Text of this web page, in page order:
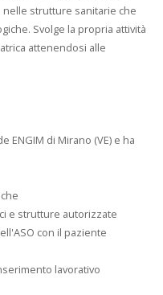
strutture sanitarie che
Svolge la propria attività
attenendosi alle
ENGIM di Mirano (VE) e ha
e strutture autorizzate
con il paziente
lavorativo